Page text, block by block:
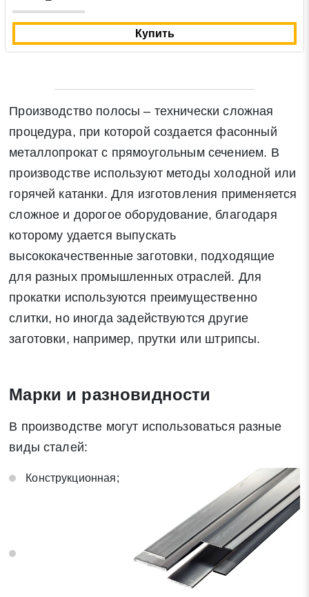
Купить
Производство полосы – технически сложная
процедура, при которой создается фасонный
металлопрокат с прямоугольным сечением. В
производстве используют методы холодной или
горячей катанки. Для изготовления применяется
сложное и дорогое оборудование, благодаря
которому удается выпускать
высококачественные заготовки, подходящие
для разных промышленных отраслей. Для
прокатки используются преимущественно
слитки, но иногда задействуются другие
заготовки, например, прутки или штрипсы.
Марки и разновидности
В производстве могут использоваться разные
виды сталей:
Конструкционная;